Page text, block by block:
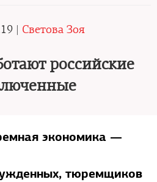
| Светова Зоя
российские
экономика —
тюремщиков